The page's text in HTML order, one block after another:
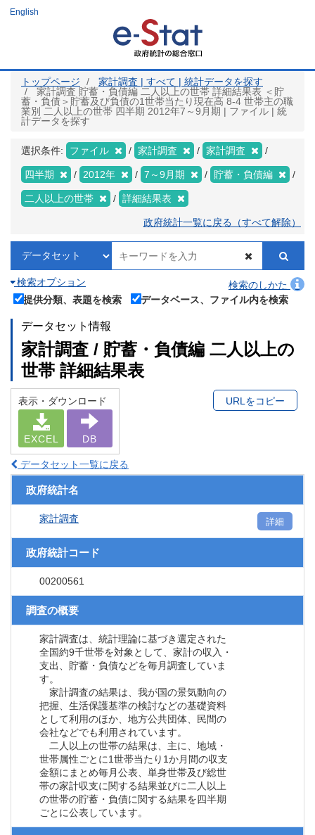
ツ
English
トップページ
家計調査 | すべて | 統計データを探す
家計調査 貯蓄・負債編 二人以上の世帯 詳細結果表 ＜貯
蓄・負債＞貯蓄及び負債の1世帯当たり現在高 8-4 世帯主の職
業別 二人以上の世帯 四半期 2012年7～9月期 | ファイル | 統
計データを探す
選択条件: ファイル 家計調査 家計調査
四半期 2012年 7～9月期 貯蓄・負債編
二人以上の世帯 詳細結果表
政府統計一覧に戻る（すべて解除）
検索オプション
検索のしかた
提供分類、表題を検索
データベース、ファイル内を検索
データセット情報
家計調査 / 貯蓄・負債編 二人以上の
世帯 詳細結果表
表示・ダウンロード
EXCEL DB
URLをコピー
データセット一覧に戻る
政府統計名
家計調査 詳細
政府統計コード
00200561
調査の概要
家計調査は、統計理論に基づき選定された
全国約9千世帯を対象として、家計の収入・
支出、貯蓄・負債などを毎月調査していま
す。
家計調査の結果は、我が国の景気動向の
把握、生活保護基準の検討などの基礎資料
として利用のほか、地方公共団体、民間の
会社などでも利用されています。
二人以上の世帯の結果は、主に、地域・
世帯属性ごとに1世帯当たり1か月間の収支
金額にまとめ毎月公表、単身世帯及び総世
帯の家計収支に関する結果並びに二人以上
の世帯の貯蓄・負債に関する結果を四半期
ごとに公表しています。